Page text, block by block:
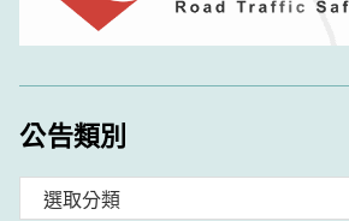
公告類別